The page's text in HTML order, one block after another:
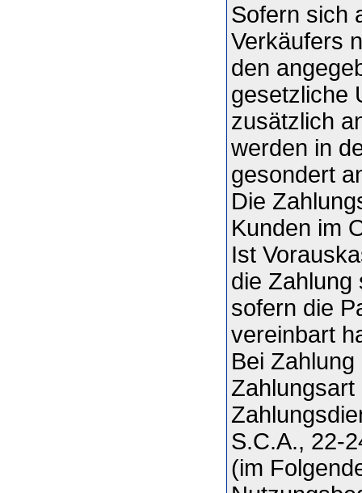
Sofern sich
Verkäufers
den
gesetzliche
zusätzlich
werden in
gesondert
Die
Kunden im
Ist
die Zahlung
sofern die
vereinbart
Bei
S.C.A., 22-
(im